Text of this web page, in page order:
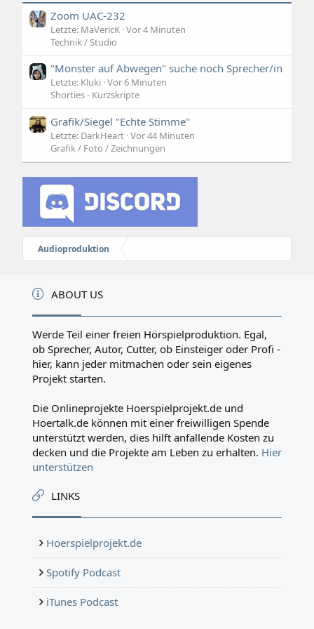
Zoom UAC-232
Letzte: MaVericK Vor 4 Minuten
Technik / Studio
"Monster auf Abwegen" suche noch Sprecher/in
Letzte: Kluki Vor 6 Minuten
Shorties - Kurzskripte
Grafik/Siegel "Echte Stimme"
Letzte: DarkHeart Vor 44 Minuten
Grafik / Foto / Zeichnungen
Audioproduktion
ABOUT US
Werde Teil einer freien Hörspielproduktion. Egal,
ob Sprecher, Autor, Cutter, ob Einsteiger oder Profi -
hier, kann jeder mitmachen oder sein eigenes
Projekt starten.
Die Onlineprojekte Hoerspielprojekt.de und
Hoertalk.de können mit einer freiwilligen Spende
unterstützt werden, dies hilft anfallende Kosten zu
decken und die Projekte am Leben zu erhalten. Hier
unterstützen
LINKS
Hoerspielprojekt.de
Spotify Podcast
iTunes Podcast